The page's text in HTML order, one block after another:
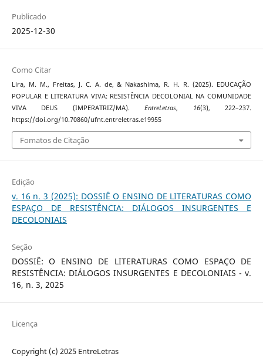
Publicado
2025-12-30
Como Citar
Lira, M. M., Freitas, J. C. A. de, & Nakashima, R. H. R. (2025). EDUCAÇÃO
POPULAR E LITERATURA VIVA: RESISTÊNCIA DECOLONIAL NA COMUNIDADE
VIVA DEUS (IMPERATRIZ/MA).EntreLetras, 16(3), 222–237.
https://doi.org/10.70860/ufnt.entreletras.e19955
Fomatos de Citação
Edição
v. 16 n. 3 (2025): DOSSIÊ O ENSINO DE LITERATURAS COMO
ESPAÇO DE RESISTÊNCIA: DIÁLOGOS INSURGENTES E
DECOLONIAIS
Seção
DOSSIÊ: O ENSINO DE LITERATURAS COMO ESPAÇO DE
RESISTÊNCIA: DIÁLOGOS INSURGENTES E DECOLONIAIS - v.
16, n. 3, 2025
Licença
Copyright (c) 2025 EntreLetras